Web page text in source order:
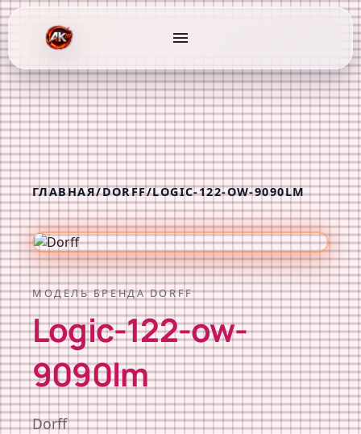
menu
ГЛАВНАЯ/DORFF/LOGIC-122-OW-9090LM
МОДЕЛЬ БРЕНДА DORFF
Logic-122-ow-
9090lm
Dorff